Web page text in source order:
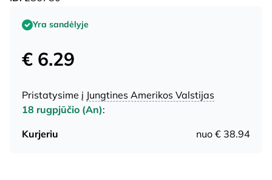
Yra sandėlyje
€ 6.29
Pristatysime į Jungtines Amerikos Valstijas
18 rugpjūčio (An):
Kurjeriu
nuo € 38.94